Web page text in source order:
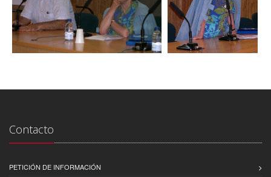
Contacto
PETICIÓN DE INFORMACIÓN